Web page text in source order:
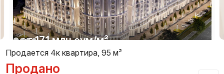
от17.1 млн сум/м²
Сдан 2022,
1/8
Продается 4к квартира, 95 м²
Продано